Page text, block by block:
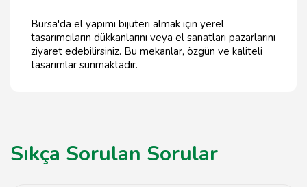
Bursa'da el yapımı bijuteri almak için yerel
tasarımcıların dükkanlarını veya el sanatları pazarlarını
ziyaret edebilirsiniz. Bu mekanlar, özgün ve kaliteli
tasarımlar sunmaktadır.
Sıkça Sorulan Sorular